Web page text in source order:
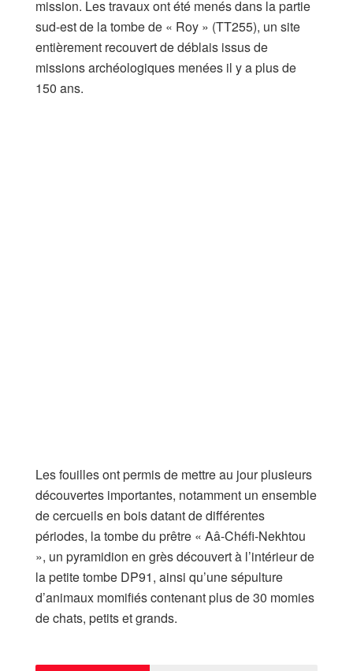
mission. Les travaux ont été menés dans la partie
sud-est de la tombe de « Roy » (TT255), un site
entièrement recouvert de déblais issus de
missions archéologiques menées il y a plus de
150 ans.
Les fouilles ont permis de mettre au jour plusieurs
découvertes importantes, notamment un ensemble
de cercueils en bois datant de différentes
périodes, la tombe du prêtre « Aâ-Chéfi-Nekhtou
», un pyramidion en grès découvert à l’intérieur de
la petite tombe DP91, ainsi qu’une sépulture
d’animaux momifiés contenant plus de 30 momies
de chats, petits et grands.